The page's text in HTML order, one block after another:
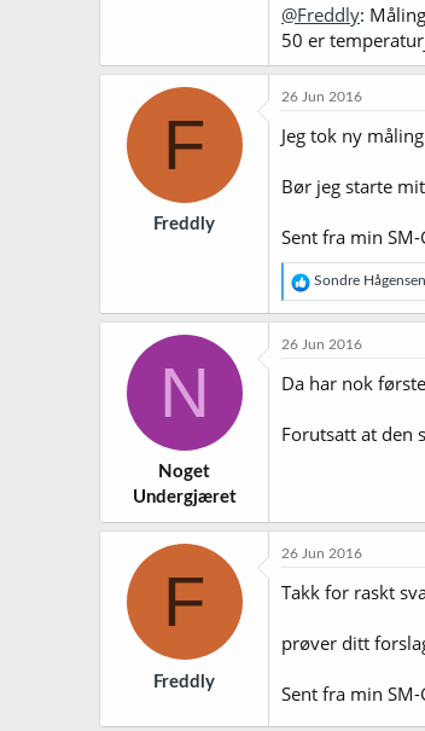
@Freddly:
50 er
F
Freddly
26 Jun 2016
Jeg tok ny
Bør jeg starte
Sent fra min
R
e
a
o
e
Sondre Hågensen
N
Noget
Undergjæret
26 Jun 2016
Da har nok
Forutsatt at den
F
Freddly
26 Jun 2016
Takk for raskt
prøver ditt
Sent fra min